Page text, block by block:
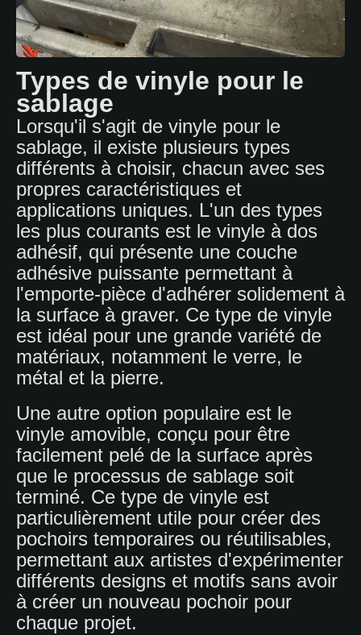
Types de vinyle pour le
sablage
Lorsqu'il s'agit de vinyle pour le
sablage, il existe plusieurs types
différents à choisir, chacun avec ses
propres caractéristiques et
applications uniques. L'un des types
les plus courants est le vinyle à dos
adhésif, qui présente une couche
adhésive puissante permettant à
l'emporte-pièce d'adhérer solidement à
la surface à graver. Ce type de vinyle
est idéal pour une grande variété de
matériaux, notamment le verre, le
métal et la pierre.
Une autre option populaire est le
vinyle amovible, conçu pour être
facilement pelé de la surface après
que le processus de sablage soit
terminé. Ce type de vinyle est
particulièrement utile pour créer des
pochoirs temporaires ou réutilisables,
permettant aux artistes d'expérimenter
différents designs et motifs sans avoir
à créer un nouveau pochoir pour
chaque projet.